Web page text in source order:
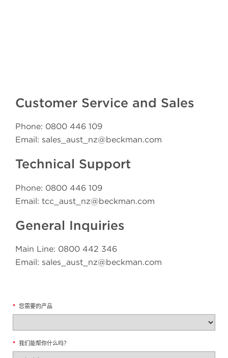
Customer Service and Sales
Phone: 0800 446 109
Email: sales_aust_nz@beckman.com
Technical Support
Phone: 0800 446 109
Email: tcc_aust_nz@beckman.com
General Inquiries
Main Line: 0800 442 346
Email: sales_aust_nz@beckman.com
* 您需要的产品
* 我们能帮你什么吗？